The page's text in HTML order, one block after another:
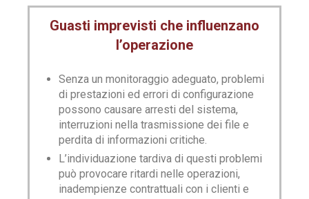
Guasti imprevisti che influenzano
l’operazione
Senza un monitoraggio adeguato, problemi
di prestazioni ed errori di configurazione
possono causare arresti del sistema,
interruzioni nella trasmissione dei file e
perdita di informazioni critiche.
L’individuazione tardiva di questi problemi
può provocare ritardi nelle operazioni,
inadempienze contrattuali con i clienti e